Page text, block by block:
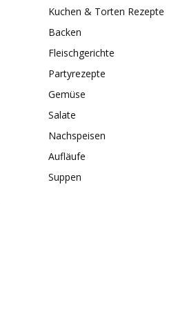
Kuchen & Torten Rezepte
Backen
Fleischgerichte
Partyrezepte
Gemüse
Salate
Nachspeisen
Aufläufe
Suppen